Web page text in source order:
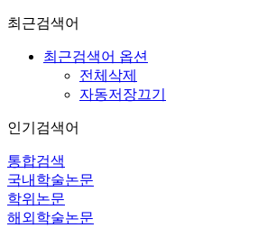
최근검색어
최근검색어 옵션
전체삭제
자동저장끄기
인기검색어
통합검색
국내학술논문
학위논문
해외학술논문